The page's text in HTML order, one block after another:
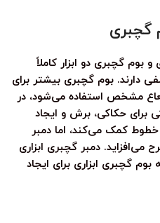
گچبری
و بوم گچبری دو ابزار کاملاً
دارند. بوم گچبری بیشتر برای
مشخص استفاده می‌شود، در
برای حکاکی، برش و ایجاد
کمک می‌کند، اما دمبر
می‌افزاید. دمبر گچبری ابزاری
بوم گچبری ابزاری برای ایجاد